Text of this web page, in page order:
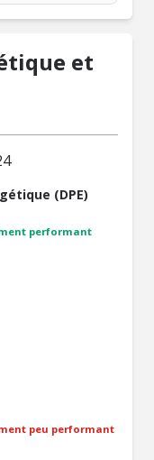
et
(DPE)
performant
peu performant